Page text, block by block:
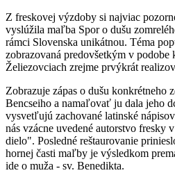
Z freskovej výzdoby si najviac
vyslúžila maľba Spor o dušu
rámci Slovenska unikátnou. Téma
zobrazovaná predovšetkým v
Želiezovciach zrejme prvýkrát
Zobrazuje zápas o dušu konkrétneho
Bencseiho a namaľovať ju dala jeho
vysvetľujú zachované latinské
nás vzácne uvedené autorstvo
dielo". Posledné reštaurovanie
hornej časti maľby je výsledkom
ide o muža - sv. Benedikta.